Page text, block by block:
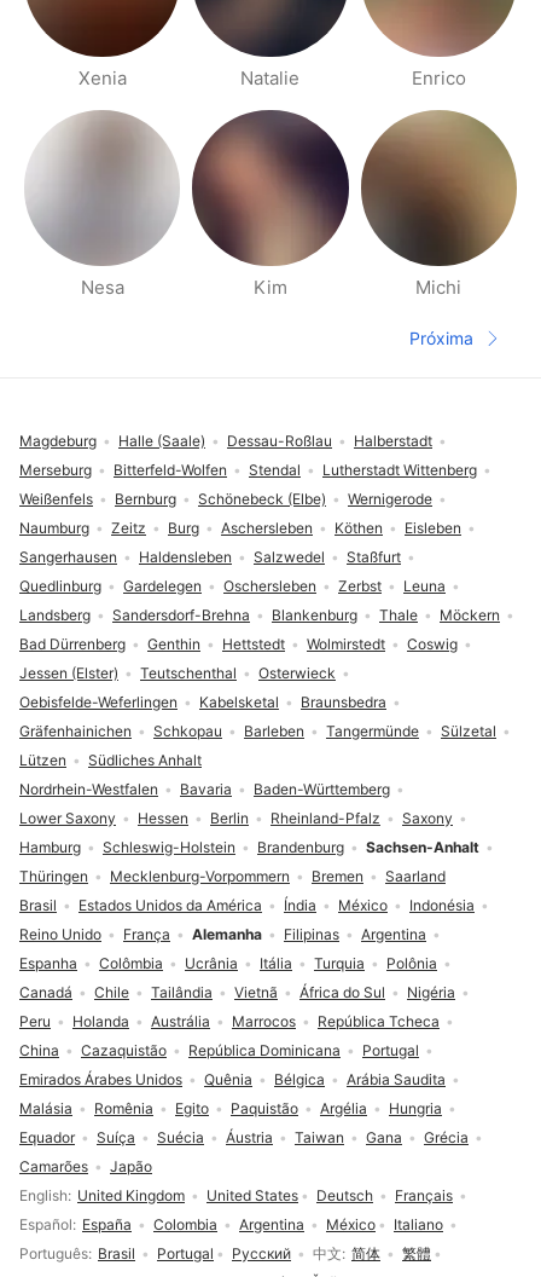
Xenia Natalie Enrico
Nesa Kim Michi
Página
Próxima
Seleção de idioma
English United Kingdom United States Deutsch
Français
Español
España Colombia Argentina México
Italiano
Português Brasil Portugal Русский 中文 简体
繁體
Brasil Estados Unidos da América Índia México
Indonésia
Reino Unido
França Alemanha Filipinas
Argentina
Espanha
Colômbia Ucrânia Itália Turquia
Polônia
Canadá
Chile Tailândia Vietnã África do Sul
Nigéria
Peru
Holanda Austrália Marrocos
República Tcheca
China
Cazaquistão República Dominicana
Portugal
Emirados Árabes Unidos
Quênia Bélgica
Arábia Saudita
Malásia
Romênia Egito Paquistão Argélia
Hungria
Equador
Suíça Suécia Áustria Taiwan Gana
Grécia
Camarões
Japão
Nordrhein-Westfalen Bavaria
Baden-Württemberg
Lower Saxony
Hessen Berlin Rheinland-Pfalz
Saxony
Hamburg
Schleswig-Holstein Brandenburg
Sachsen-Anhalt
Thüringen
Mecklenburg-Vorpommern Bremen Saarland
Magdeburg Halle (Saale) Dessau-Roßlau
Halberstadt
Merseburg
Bitterfeld-Wolfen Stendal
Lutherstadt Wittenberg
Weißenfels
Bernburg Schönebeck (Elbe)
Wernigerode
Naumburg
Zeitz Burg Aschersleben Köthen
Eisleben
Sangerhausen
Haldensleben Salzwedel
Staßfurt
Quedlinburg
Gardelegen Oschersleben Zerbst
Leuna
Landsberg
Sandersdorf-Brehna Blankenburg Thale
Möckern
Bad Dürrenberg
Genthin Hettstedt Wolmirstedt
Coswig
Jessen (Elster)
Teutschenthal
Osterwieck
Oebisfelde-Weferlingen
Kabelsketal
Braunsbedra
Gräfenhainichen
Schkopau Barleben Tangermünde
Sülzetal
Lützen
Südliches Anhalt